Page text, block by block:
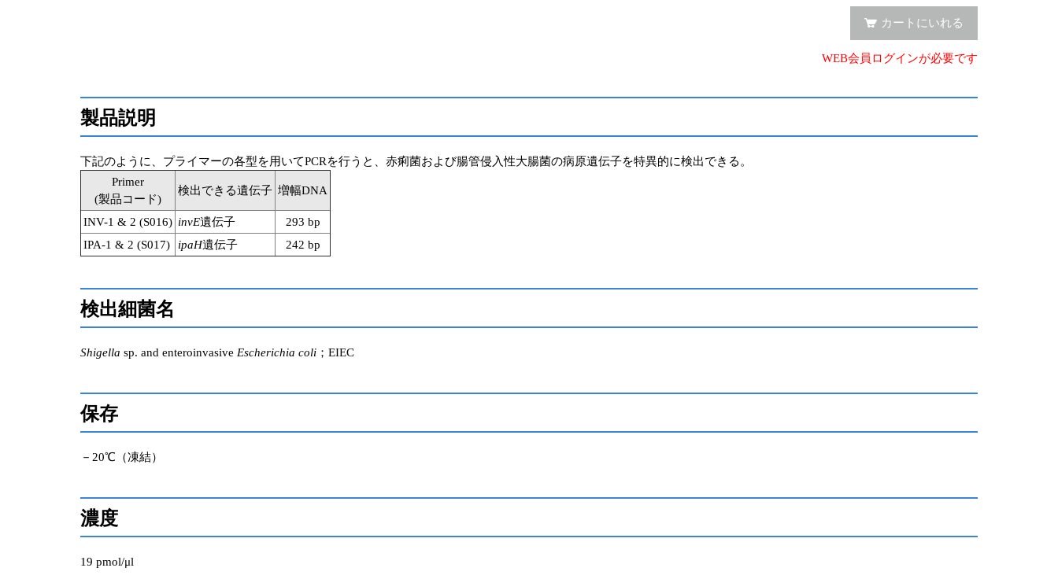
カートにいれる
WEB会員ログインが必要です
製品説明
下記のように、プライマーの各型を用いてPCRを行うと、赤痢菌および腸管侵入性大腸菌の病原遺伝子を特異的に検出できる。
Primer
(製品コード)
検出できる遺伝子 増幅DNA
INV-1 & 2 (S016) invE遺伝子
293 bp
IPA-1 & 2 (S017)
ipaH遺伝子 242 bp
検出細菌名
Shigella sp. and enteroinvasive Escherichia coli ；EIEC
保存
－20℃（凍結）
濃度
19 pmol/μl